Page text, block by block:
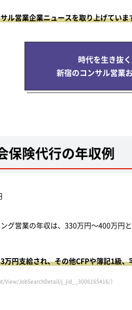
ル営業企業ニュースを取り上げていま
時代を生き抜
新宿のコンサル営業
保険代行の年収例
グ営業の年収は、330万円～400万円
万円支給され、その他CFPや簿記1級
View/JobSearchDetail/j_jid__3006165416/）